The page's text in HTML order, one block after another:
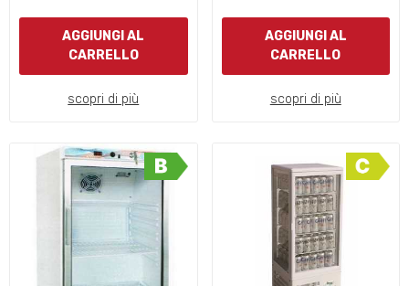
AGGIUNGI AL
CARRELLO
scopri di più
AGGIUNGI AL
CARRELLO
scopri di più